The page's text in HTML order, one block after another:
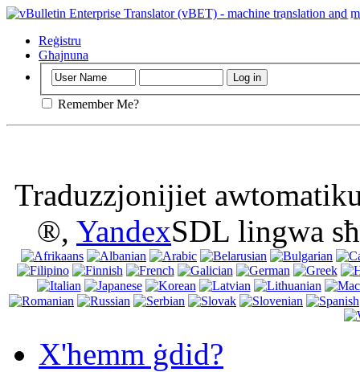
Importanti:
Reġistru
Għajnuna
Remember Me?
Traduzzjonijiet
®, YandexSDL lingwa
X'hemm ġdid?